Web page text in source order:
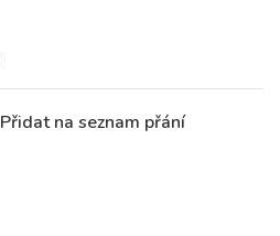
Přidat na seznam přání